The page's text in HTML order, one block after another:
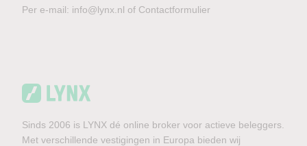
Per e-mail: info@lynx.nl of Contactformulier
Sinds 2006 is LYNX dé online broker voor actieve beleggers.
Met verschillende vestigingen in Europa bieden wij